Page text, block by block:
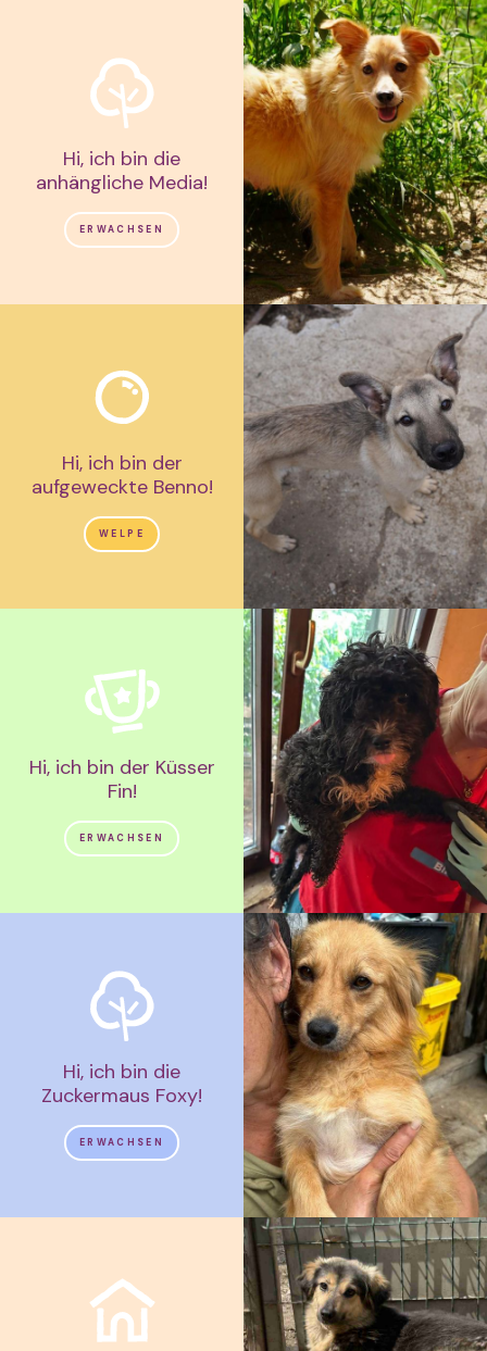
Hi, ich bin die
anhängliche Media!
ERWACHSEN
Hi, ich bin der
aufgeweckte Benno!
WELPE
Hi, ich bin der Küsser
Fin!
ERWACHSEN
Hi, ich bin die
Zuckermaus Foxy!
ERWACHSEN